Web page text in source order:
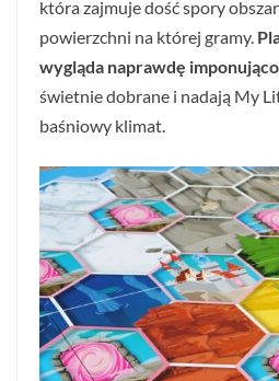
która zajmuje dość spory
powierzchni na której gramy.
wygląda naprawdę
świetnie dobrane i nadają My
baśniowy klimat.